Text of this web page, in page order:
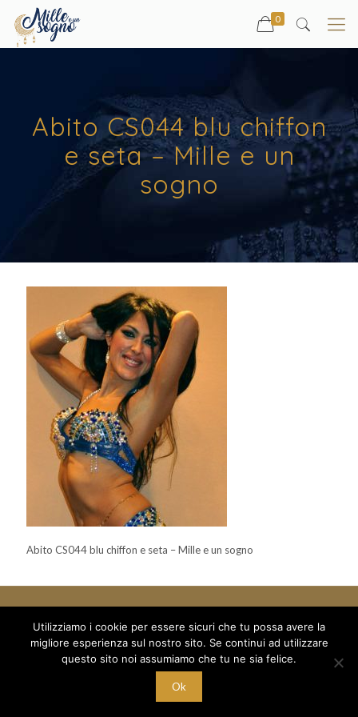
0
Abito CS044 blu chiffon
e seta – Mille e un
sogno
Abito CS044 blu chiffon e seta – Mille e un sogno
© 2018 Mille e un Sogno di Boboc Ramona Oana - via Arduino 5
/a - C/O Palestra Alexandria
C.F. BBC RNN 78T68 Z129M - P.I. 10221700015
Utilizziamo i cookie per essere sicuri che tu possa avere la
migliore esperienza sul nostro sito. Se continui ad utilizzare
questo sito noi assumiamo che tu ne sia felice.
Ok